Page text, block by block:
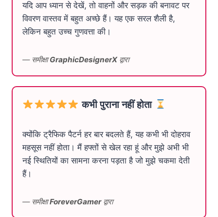
यदि आप ध्यान से देखें, तो वाहनों और सड़क की बनावट पर
विवरण वास्तव में बहुत अच्छे हैं। यह एक सरल शैली है,
लेकिन बहुत उच्च गुणवत्ता की।
— समीक्षाGraphicDesignerXद्वारा
कभी पुराना नहीं होता
क्योंकि ट्रैफिक पैटर्न हर बार बदलते हैं, यह कभी भी दोहराव
महसूस नहीं होता। मैं हफ्तों से खेल रहा हूं और मुझे अभी भी
नई स्थितियों का सामना करना पड़ता है जो मुझे चकमा देती
हैं।
— समीक्षाForeverGamerद्वारा